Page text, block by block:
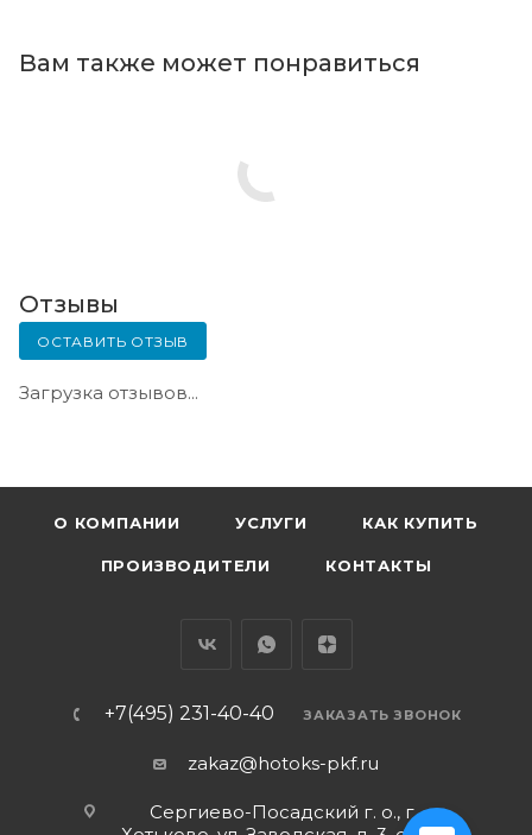
Вам также может понравиться
Отзывы
ОСТАВИТЬ ОТЗЫВ
Загрузка отзывов...
О КОМПАНИИ УСЛУГИ КАК КУПИТЬ
ПРОИЗВОДИТЕЛИ КОНТАКТЫ
+7(495) 231-40-40 ЗАКАЗАТЬ ЗВОНОК
zakaz@hotoks-pkf.ru
Сергиево-Посадский г. о., г.